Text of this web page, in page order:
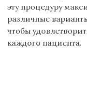
эту процедуру
различные
чтобы
каждого пациента.